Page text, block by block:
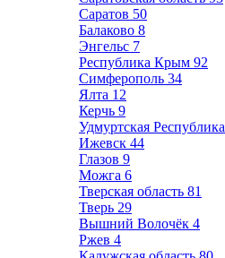
Саратов 50
Балаково 8
Энгельс 7
Республика Крым 92
Симферополь 34
Ялта 12
Керчь 9
Удмуртская Республика
Ижевск 44
Глазов 9
Можга 6
Тверская область 81
Тверь 29
Вышний Волочёк 4
Ржев 4